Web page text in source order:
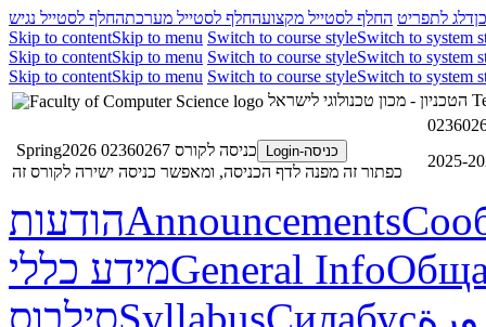
דלג לתפריט החלף לסטייל מקצועהחלף לסטייל מערכתהחלף לסטייל נגיש
Skip to contentSkip to menu Switch to course styleSwitch to system
Skip to contentSkip to menu Switch to course styleSwitch to system
Skip to contentSkip to menu Switch to course styleSwitch to system
כניסה-Login
כניסה לקורס 02360267 Spring2026
כפתור זה מפנה לדף הכניסה, ומאפשר כניסה ישירה לקורס זה
הודעותAnnouncements
מידע כלליGeneral Info